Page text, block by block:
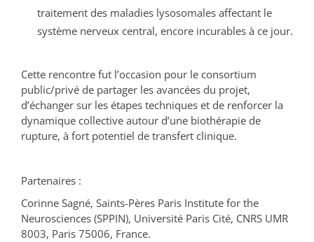
traitement des maladies lysosomales affectant le
système nerveux central, encore incurables à ce jour.
Cette rencontre fut l’occasion pour le consortium
public/privé de partager les avancées du projet,
d’échanger sur les étapes techniques et de renforcer la
dynamique collective autour d’une biothérapie de
rupture, à fort potentiel de transfert clinique.
Partenaires :
Corinne Sagné, Saints-Pères Paris Institute for the
Neurosciences (SPPIN), Université Paris Cité, CNRS UMR
8003, Paris 75006, France.